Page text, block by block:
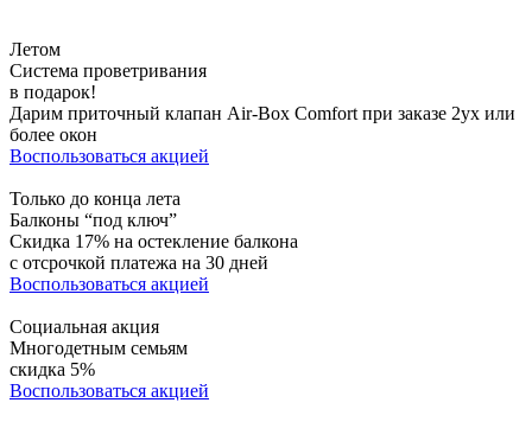
Летом
Система проветривания
в подарок!
Дарим приточный клапан Air-Box Comfort при заказе 2ух или
более окон
Воспользоваться акцией
Только до конца лета
Балконы “под ключ”
Скидка 17% на остекление балкона
с отсрочкой платежа на 30 дней
Воспользоваться акцией
Социальная акция
Многодетным семьям
скидка 5%
Воспользоваться акцией